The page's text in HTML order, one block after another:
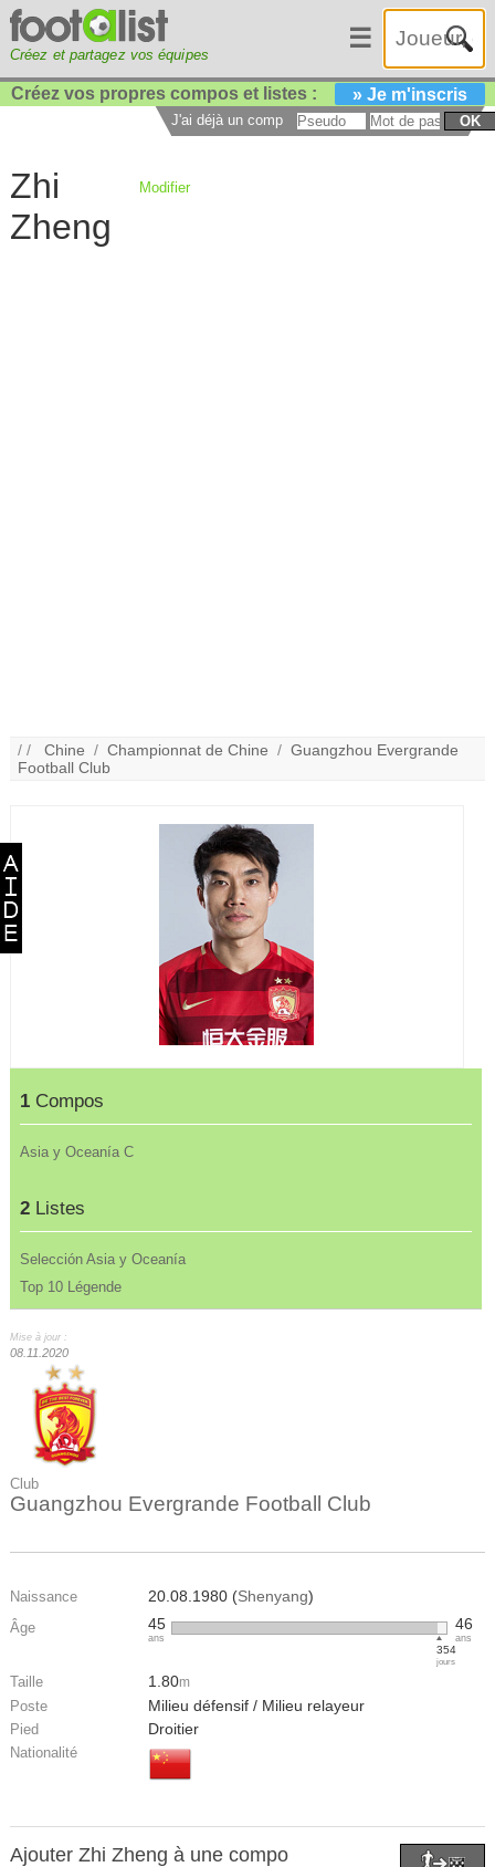
Créez et partagez vos équipes
☰
Créez vos propres compos et listes : » Je m'inscris
J'ai déjà un compte : OK
Zhi
Zheng
Modifier
/ /Chine /Championnat de Chine /Guangzhou Evergrande
Football Club
1 Compos
Asia y Oceanía C
2 Listes
Selección Asia y Oceanía
Top 10 Légende
Mise à jour :
08.11.2020
Club
Guangzhou Evergrande Football Club
Naissance 20.08.1980 (Shenyang)
Âge 45
ans
354
jours
46
ans
Taille 1.80m
Poste Milieu défensif / Milieu relayeur
Pied Droitier
Nationalité
Ajouter Zhi Zheng à une compo